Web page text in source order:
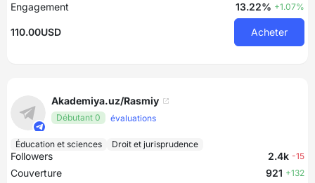
Engagement 13.22% +1.07%
110.00USD Acheter
Akademiya.uz/Rasmiy
Débutant 0 évaluations
Éducation et sciences Droit et jurisprudence
Followers 2.4k -15
Couverture 921 +132